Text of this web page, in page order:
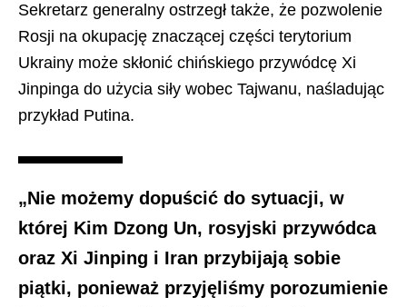
Sekretarz generalny ostrzegł także, że pozwolenie
Rosji na okupację znaczącej części terytorium
Ukrainy może skłonić chińskiego przywódcę Xi
Jinpinga do użycia siły wobec Tajwanu, naśladując
przykład Putina.
„Nie możemy dopuścić do sytuacji, w
której Kim Dzong Un, rosyjski przywódca
oraz Xi Jinping i Iran przybijają sobie
piątki, ponieważ przyjęliśmy porozumienie